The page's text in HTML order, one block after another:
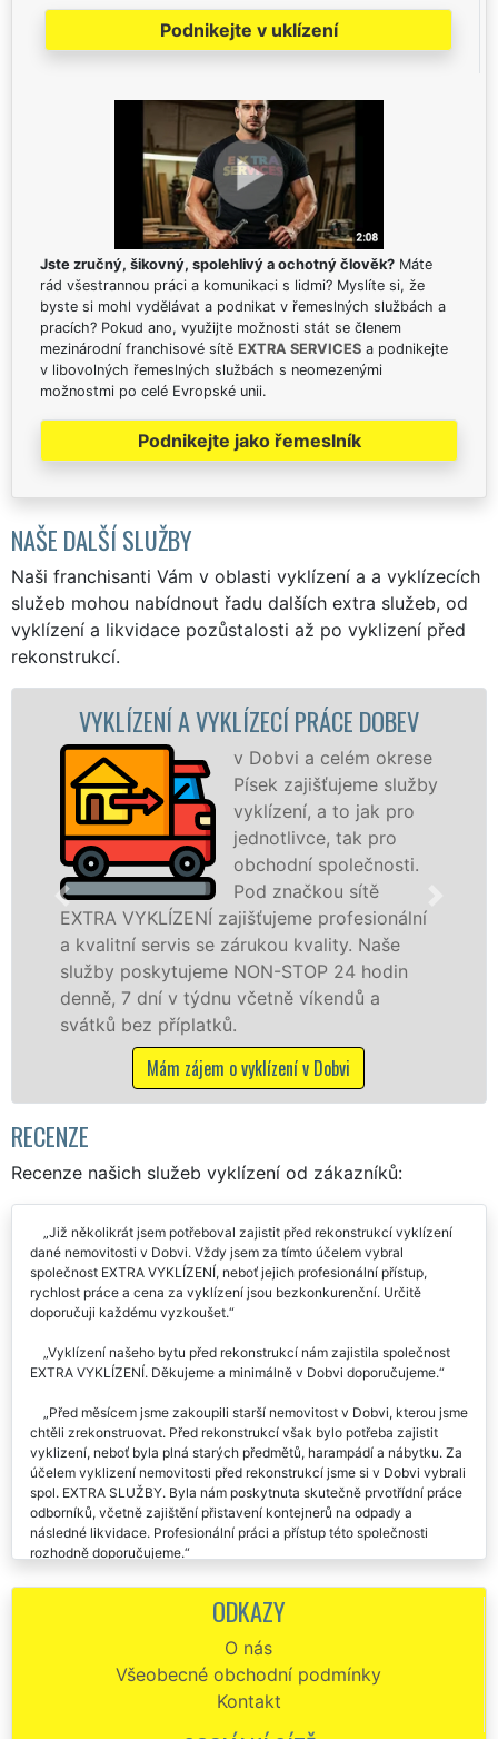
Podnikejte v uklízení
Jste zručný, šikovný, spolehlivý a ochotný člověk? Máte
rád všestrannou práci a komunikaci s lidmi? Myslíte si, že
byste si mohl vydělávat a podnikat v řemeslných službách a
pracích? Pokud ano, využijte možnosti stát se členem
mezinárodní franchisové sítě EXTRA SERVICES a podnikejte
v libovolných řemeslných službách s neomezenými
možnostmi po celé Evropské unii.
Podnikejte jako řemeslník
NAŠE DALŠÍ SLUŽBY
Naši franchisanti Vám v oblasti vyklízení a a vyklízecích
služeb mohou nabídnout řadu dalších extra služeb, od
vyklízení a likvidace pozůstalosti až po vyklizení před
rekonstrukcí.
VYKLÍZENÍ A VYKLÍZECÍ PRÁCE DOBEV
v Dobvi a celém okrese
Písek zajišťujeme služby
vyklízení, a to jak pro
jednotlivce, tak pro
obchodní společnosti.
Pod značkou sítě
EXTRA VYKLÍZENÍ zajišťujeme profesionální
a kvalitní servis se zárukou kvality. Naše
služby poskytujeme NON-STOP 24 hodin
denně, 7 dní v týdnu včetně víkendů a
svátků bez příplatků.
Mám zájem o vyklízení v Dobvi
RECENZE
Recenze našich služeb vyklízení od zákazníků:
Již několikrát jsem potřeboval zajistit před rekonstrukcí vyklízení
dané nemovitosti v Dobvi. Vždy jsem za tímto účelem vybral
společnost EXTRA VYKLÍZENÍ, neboť jejich profesionální přístup,
rychlost práce a cena za vyklízení jsou bezkonkurenční. Určitě
doporučuji každému vyzkoušet.
Vyklízení našeho bytu před rekonstrukcí nám zajistila společnost
EXTRA VYKLÍZENÍ. Děkujeme a minimálně v Dobvi doporučujeme.
Před měsícem jsme zakoupili starší nemovitost v Dobvi, kterou jsme
chtěli zrekonstruovat. Před rekonstrukcí však bylo potřeba zajistit
vyklizení, neboť byla plná starých předmětů, harampádí a nábytku. Za
účelem vyklizení nemovitosti před rekonstrukcí jsme si v Dobvi vybrali
spol. EXTRA SLUŽBY. Byla nám poskytnuta skutečně prvotřídní práce
odborníků, včetně zajištění přistavení kontejnerů na odpady a
následné likvidace. Profesionální práci a přístup této společnosti
rozhodně doporučujeme.
Vyklízení domu před rekonstrukcí nám v Dobvi zajistila společnost
EXTRA VYKLÍZENÍ. Práce přes víkend pro ně nebyla žádný problém.
Chtěl by jsem velmi pochválit tuto společnost, neboť se mi
kompletně postaral o vyklízení mé nově zakoupené nemovitosti
EXTRA VYKLÍZENÍ určené k rekonstrukci. Téměř o nic jsem se
nemusela starat, což pro mě bylo velkým přínosem. Rozhodně
ODKAZY
O nás
Všeobecné obchodní podmínky
Kontakt